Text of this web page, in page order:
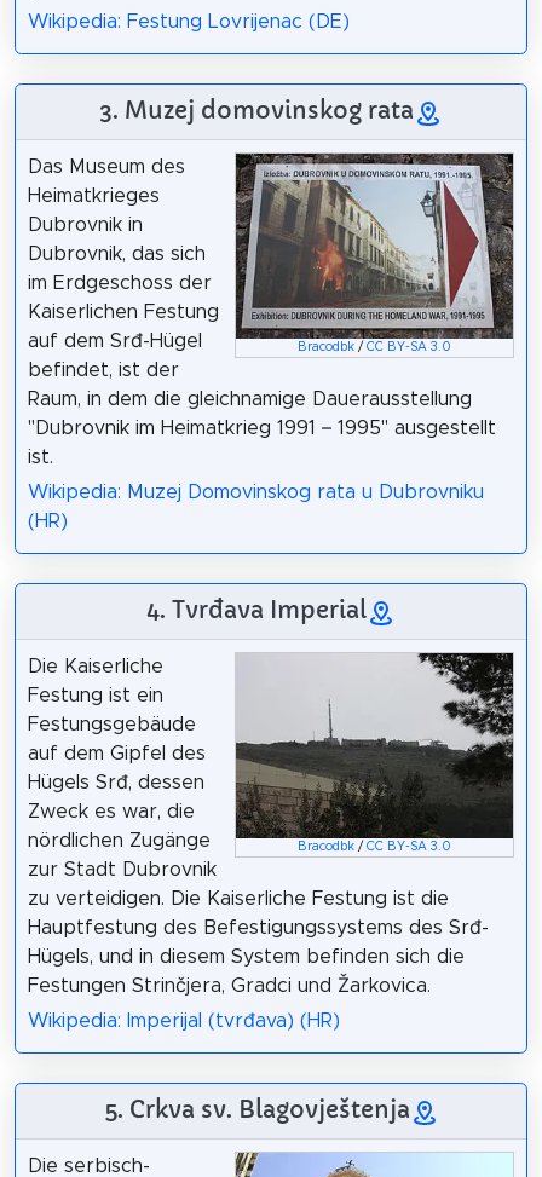
Wikipedia: Festung Lovrijenac (DE)
3. Muzej domovinskog rata
Bracodbk /CC BY-SA 3.0
Das Museum des
Heimatkrieges
Dubrovnik in
Dubrovnik, das sich
im Erdgeschoss der
Kaiserlichen Festung
auf dem Srđ-Hügel
befindet, ist der
Raum, in dem die gleichnamige Dauerausstellung
"Dubrovnik im Heimatkrieg 1991 – 1995" ausgestellt
ist.
Wikipedia: Muzej Domovinskog rata u Dubrovniku
(HR)
4. Tvrđava Imperial
Bracodbk /CC BY-SA 3.0
Die Kaiserliche
Festung ist ein
Festungsgebäude
auf dem Gipfel des
Hügels Srđ, dessen
Zweck es war, die
nördlichen Zugänge
zur Stadt Dubrovnik
zu verteidigen. Die Kaiserliche Festung ist die
Hauptfestung des Befestigungssystems des Srđ-
Hügels, und in diesem System befinden sich die
Festungen Strinčjera, Gradci und Žarkovica.
Wikipedia: Imperijal (tvrđava) (HR)
5. Crkva sv. Blagovještenja
Die serbisch-